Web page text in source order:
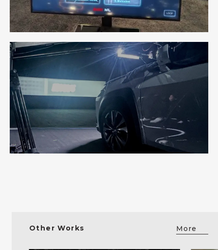
Other Works More